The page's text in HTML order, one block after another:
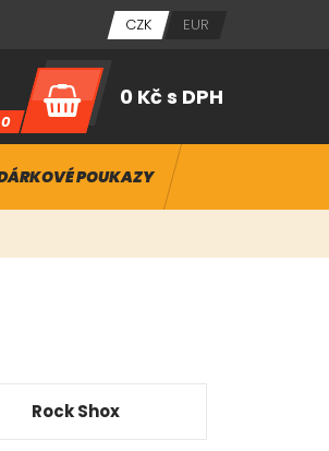
CZK EUR
0
0 Kčs DPH
POUKAZY
Rock Shox